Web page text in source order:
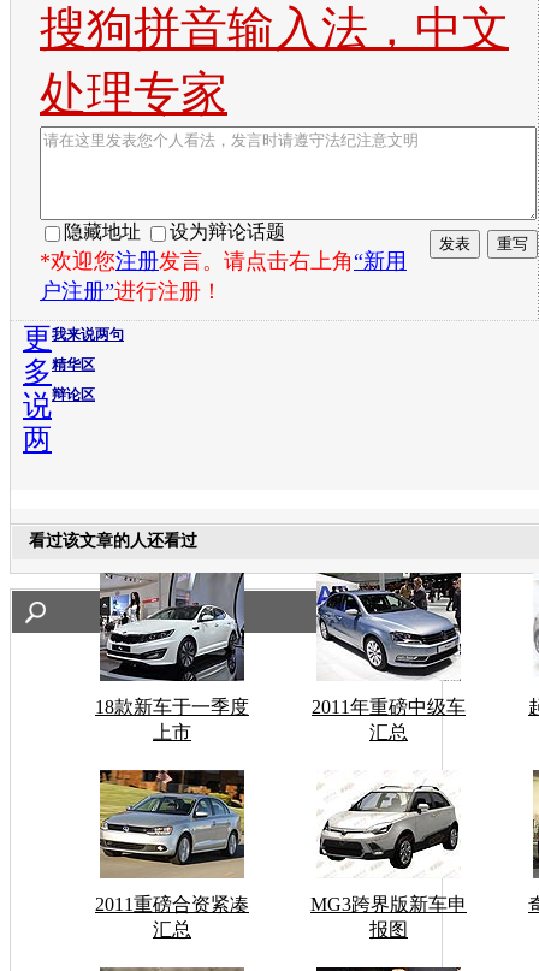
搜狗拼音输入法，中文
处理专家
隐藏地址 设为辩论话题
*欢迎您注册发言。请点击右上角“新用
户注册”进行注册！
我来说两句
精华区
辩论区
更
多
说
两
看过该文章的人还看过
18款新车于一季度
上市
2011年重磅中级车
汇总
2011重磅合资紧凑
汇总
MG3跨界版新车申
报图